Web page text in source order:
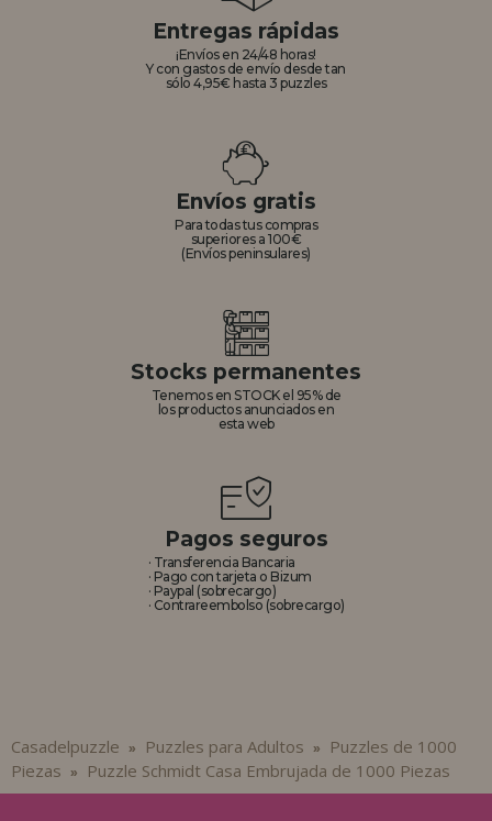
Entregas rápidas
¡Envíos en 24/48 horas!
Y con gastos de envío desde tan
sólo 4,95€ hasta 3 puzzles
Envíos gratis
Para todas tus compras
superiores a 100€
(Envíos peninsulares)
Stocks permanentes
Tenemos en STOCK el 95% de
los productos anunciados en
esta web
Pagos seguros
· Transferencia Bancaria
· Pago con tarjeta o Bizum
· Paypal (sobrecargo)
· Contrareembolso (sobrecargo)
Casadelpuzzle » Puzzles para Adultos »
Puzzles de 1000
Piezas » Puzzle Schmidt Casa Embrujada de 1000 Piezas